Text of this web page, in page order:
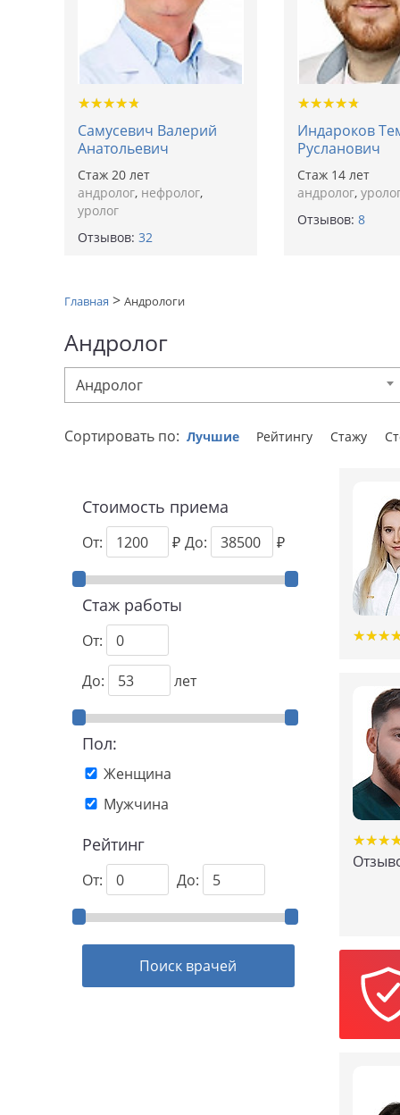
★★★★★
★★★★★
Самусевич Валерий
Анатольевич
Cтаж 20 лет
андролог, нефролог,
уролог
Отзывов: 32
★★★★★
★★★★★
Индароков
Русланович
Cтаж 14 лет
андролог,
Отзывов: 8
Главная > Андрологи
Андролог
Андролог
Сортировать по: Лучшие Рейтингу Стажу
Стоимость приема
От: ₽ До: ₽
Стаж работы
От:
До: лет
Пол:
Женщина
Мужчина
Рейтинг
От: До:
★★★
★★★
★★★
★★★